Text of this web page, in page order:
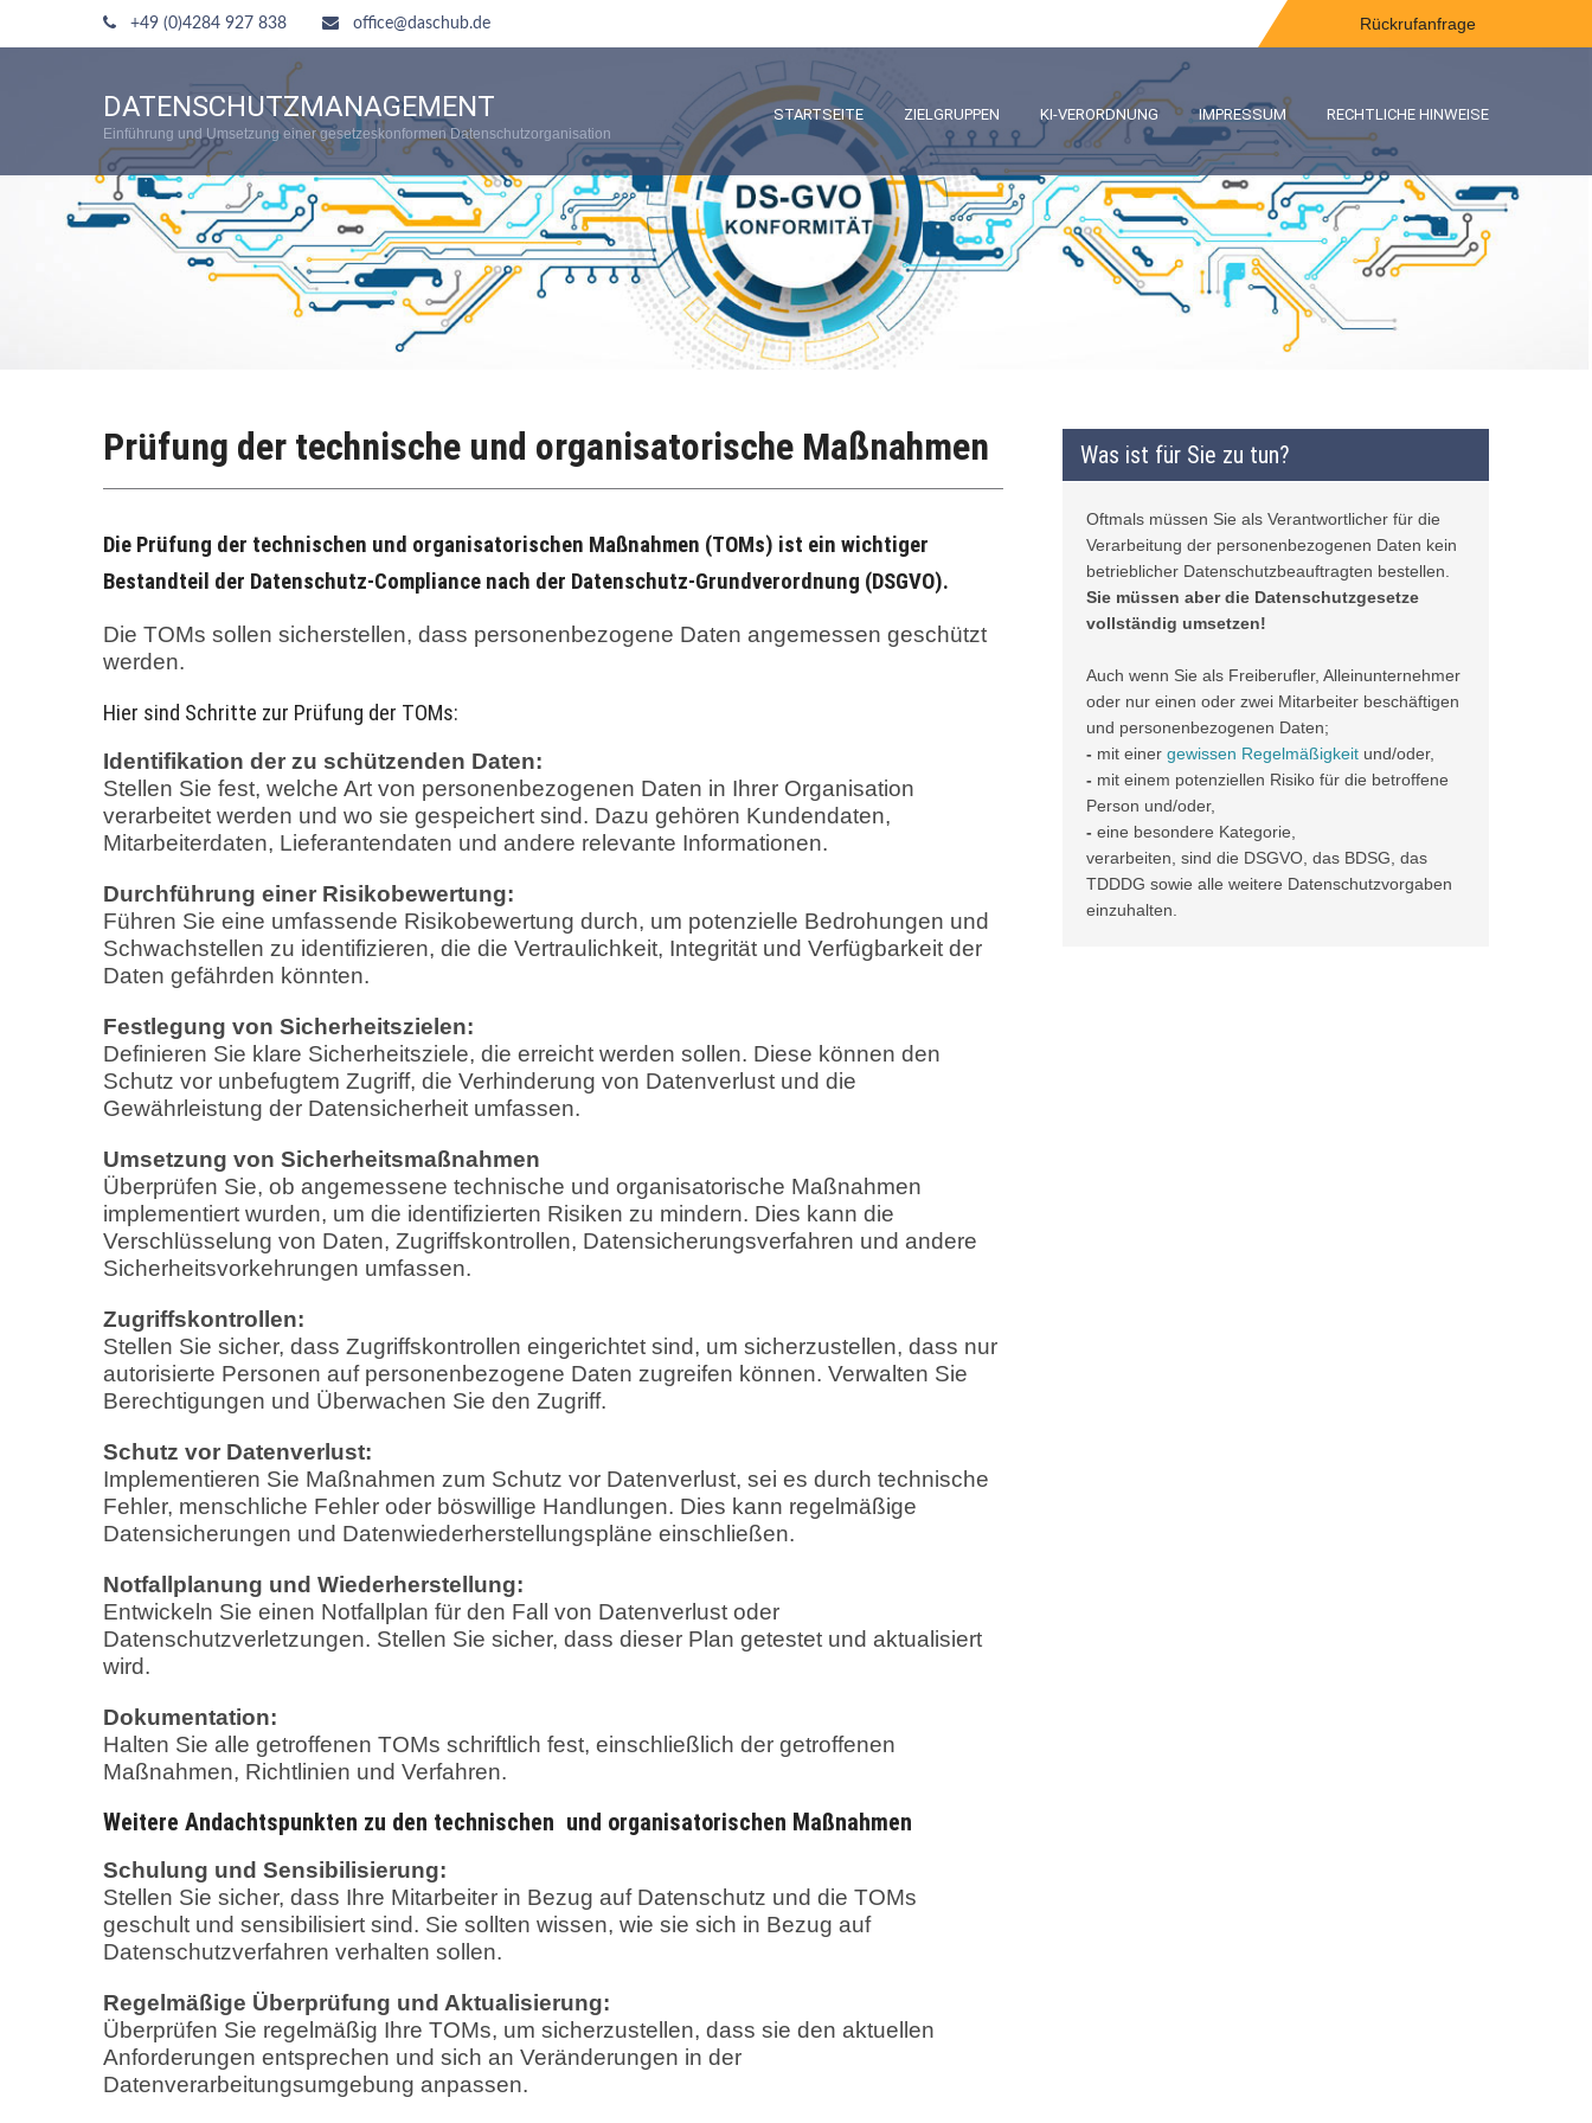
+49 (0)4284 927 838 office@daschub.de Rückrufanfrage
DATENSCHUTZMANAGEMENT
Einführung und Umsetzung einer gesetzeskonformen Datenschutzorganisation
STARTSEITE ZIELGRUPPEN KI-VERORDNUNG IMPRESSUM RECHTLICHE HINWEISE
Prüfung der technische und organisatorische Maßnahmen
Die Prüfung der technischen und organisatorischen Maßnahmen (TOMs) ist ein wichtiger
Bestandteil der Datenschutz-Compliance nach der Datenschutz-Grundverordnung (DSGVO).
Die TOMs sollen sicherstellen, dass personenbezogene Daten angemessen geschützt
werden.
Hier sind Schritte zur Prüfung der TOMs:
Identifikation der zu schützenden Daten:
Stellen Sie fest, welche Art von personenbezogenen Daten in Ihrer Organisation
verarbeitet werden und wo sie gespeichert sind. Dazu gehören Kundendaten,
Mitarbeiterdaten, Lieferantendaten und andere relevante Informationen.
Durchführung einer Risikobewertung:
Führen Sie eine umfassende Risikobewertung durch, um potenzielle Bedrohungen und
Schwachstellen zu identifizieren, die die Vertraulichkeit, Integrität und Verfügbarkeit der
Daten gefährden könnten.
Festlegung von Sicherheitszielen:
Definieren Sie klare Sicherheitsziele, die erreicht werden sollen. Diese können den
Schutz vor unbefugtem Zugriff, die Verhinderung von Datenverlust und die
Gewährleistung der Datensicherheit umfassen.
Umsetzung von Sicherheitsmaßnahmen
Überprüfen Sie, ob angemessene technische und organisatorische Maßnahmen
implementiert wurden, um die identifizierten Risiken zu mindern. Dies kann die
Verschlüsselung von Daten, Zugriffskontrollen, Datensicherungsverfahren und andere
Sicherheitsvorkehrungen umfassen.
Zugriffskontrollen:
Stellen Sie sicher, dass Zugriffskontrollen eingerichtet sind, um sicherzustellen, dass nur
autorisierte Personen auf personenbezogene Daten zugreifen können. Verwalten Sie
Berechtigungen und Überwachen Sie den Zugriff.
Schutz vor Datenverlust:
Implementieren Sie Maßnahmen zum Schutz vor Datenverlust, sei es durch technische
Fehler, menschliche Fehler oder böswillige Handlungen. Dies kann regelmäßige
Datensicherungen und Datenwiederherstellungspläne einschließen.
Notfallplanung und Wiederherstellung:
Entwickeln Sie einen Notfallplan für den Fall von Datenverlust oder
Datenschutzverletzungen. Stellen Sie sicher, dass dieser Plan getestet und aktualisiert
wird.
Dokumentation:
Halten Sie alle getroffenen TOMs schriftlich fest, einschließlich der getroffenen
Maßnahmen, Richtlinien und Verfahren.
Weitere Andachtspunkten zu den technischen und organisatorischen Maßnahmen
Schulung und Sensibilisierung:
Stellen Sie sicher, dass Ihre Mitarbeiter in Bezug auf Datenschutz und die TOMs
geschult und sensibilisiert sind. Sie sollten wissen, wie sie sich in Bezug auf
Datenschutzverfahren verhalten sollen.
Regelmäßige Überprüfung und Aktualisierung:
Überprüfen Sie regelmäßig Ihre TOMs, um sicherzustellen, dass sie den aktuellen
Anforderungen entsprechen und sich an Veränderungen in der
Datenverarbeitungsumgebung anpassen.
Was ist für Sie zu tun?
Oftmals müssen Sie als Verantwortlicher für die
Verarbeitung der personenbezogenen Daten kein
betrieblicher Datenschutzbeauftragten bestellen.
Sie müssen aber die Datenschutzgesetze
vollständig umsetzen!
Auch wenn Sie als Freiberufler, Alleinunternehmer
oder nur einen oder zwei Mitarbeiter beschäftigen
und personenbezogenen Daten;
- mit einer gewissen Regelmäßigkeit und/oder,
- mit einem potenziellen Risiko für die betroffene
Person und/oder,
- eine besondere Kategorie,
verarbeiten, sind die DSGVO, das BDSG, das
TDDDG sowie alle weitere Datenschutzvorgaben
einzuhalten.